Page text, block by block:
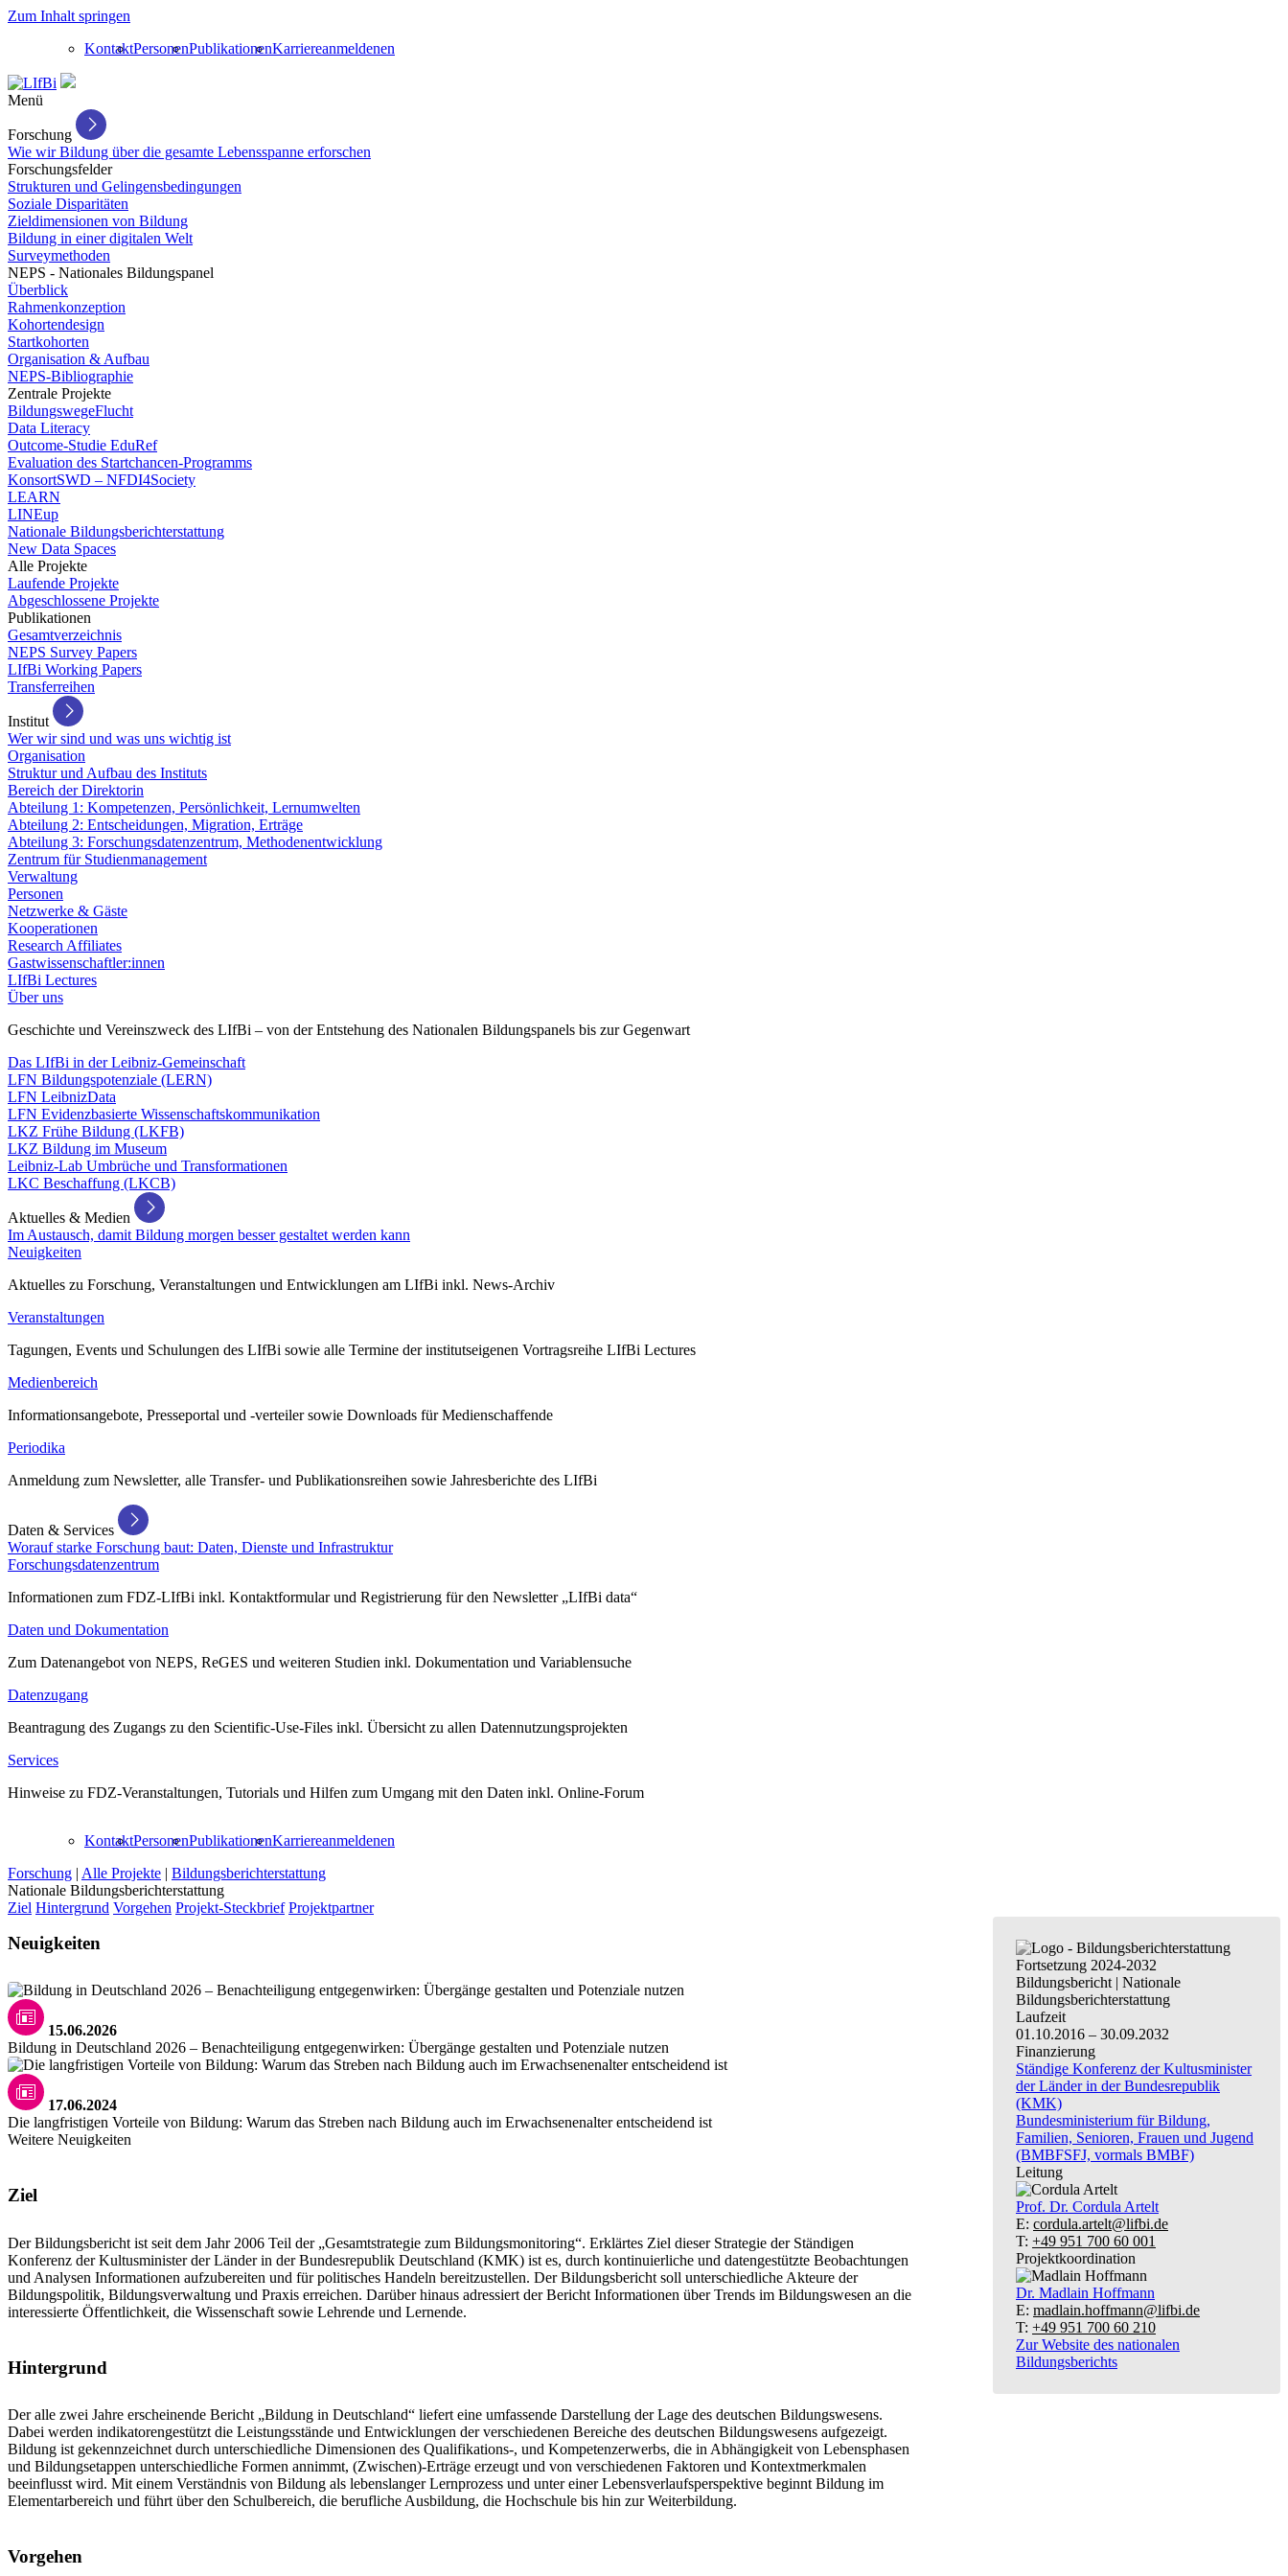
Zum Inhalt springen
KontaktPersonenPublikationenKarriereanmeldenen
Menü
Forschung
Wie wir Bildung über die gesamte Lebensspanne erforschen
Forschungsfelder
Strukturen und Gelingensbedingungen
Soziale Disparitäten
Zieldimensionen von Bildung
Bildung in einer digitalen Welt
Surveymethoden
NEPS - Nationales Bildungspanel
Überblick
Rahmenkonzeption
Kohortendesign
Startkohorten
Organisation & Aufbau
NEPS-Bibliographie
Zentrale Projekte
BildungswegeFlucht
Data Literacy
Outcome-Studie EduRef
Evaluation des Startchancen-Programms
KonsortSWD – NFDI4Society
LEARN
LINEup
Nationale Bildungsberichterstattung
New Data Spaces
Alle Projekte
Laufende Projekte
Abgeschlossene Projekte
Publikationen
Gesamtverzeichnis
NEPS Survey Papers
LIfBi Working Papers
Transferreihen
Institut
Wer wir sind und was uns wichtig ist
Organisation
Struktur und Aufbau des Instituts
Bereich der Direktorin
Abteilung 1: Kompetenzen, Persönlichkeit, Lernumwelten
Abteilung 2: Entscheidungen, Migration, Erträge
Abteilung 3: Forschungsdatenzentrum, Methodenentwicklung
Zentrum für Studienmanagement
Verwaltung
Personen
Netzwerke & Gäste
Kooperationen
Research Affiliates
Gastwissenschaftler:innen
LIfBi Lectures
Über uns
Geschichte und Vereinszweck des LIfBi – von der Entstehung des Nationalen Bildungspanels bis zur Gegenwart
Das LIfBi in der Leibniz-Gemeinschaft
LFN Bildungspotenziale (LERN)
LFN LeibnizData
LFN Evidenzbasierte Wissenschaftskommunikation
LKZ Frühe Bildung (LKFB)
LKZ Bildung im Museum
Leibniz-Lab Umbrüche und Transformationen
LKC Beschaffung (LKCB)
Aktuelles & Medien
Im Austausch, damit Bildung morgen besser gestaltet werden kann
Neuigkeiten
Aktuelles zu Forschung, Veranstaltungen und Entwicklungen am LIfBi inkl. News-Archiv
Veranstaltungen
Tagungen, Events und Schulungen des LIfBi sowie alle Termine der institutseigenen Vortragsreihe LIfBi Lectures
Medienbereich
Informationsangebote, Presseportal und -verteiler sowie Downloads für Medienschaffende
Periodika
Anmeldung zum Newsletter, alle Transfer- und Publikationsreihen sowie Jahresberichte des LIfBi
Daten & Services
Worauf starke Forschung baut: Daten, Dienste und Infrastruktur
Forschungsdatenzentrum
Informationen zum FDZ-LIfBi inkl. Kontaktformular und Registrierung für den Newsletter „LIfBi data“
Daten und Dokumentation
Zum Datenangebot von NEPS, ReGES und weiteren Studien inkl. Dokumentation und Variablensuche
Datenzugang
Beantragung des Zugangs zu den Scientific-Use-Files inkl. Übersicht zu allen Datennutzungsprojekten
Services
Hinweise zu FDZ-Veranstaltungen, Tutorials und Hilfen zum Umgang mit den Daten inkl. Online-Forum
KontaktPersonenPublikationenKarriereanmeldenen
Forschung | Alle Projekte | Bildungsberichterstattung
Nationale Bildungsberichterstattung
Ziel Hintergrund Vorgehen Projekt-Steckbrief Projektpartner
Bildungsbericht | Nationale
Bildungsberichterstattung
Laufzeit
01.10.2016 – 30.09.2032
Finanzierung
Ständige Konferenz der Kultusminister
der Länder in der Bundesrepublik
(KMK)
Bundesministerium für Bildung,
Familien, Senioren, Frauen und Jugend
(BMBFSFJ, vormals BMBF)
Leitung
Prof. Dr. Cordula Artelt
E: cordula.artelt@lifbi.de
T: +49 951 700 60 001
Projektkoordination
Dr. Madlain Hoffmann
E: madlain.hoffmann@lifbi.de
T: +49 951 700 60 210
Zur Website des nationalen
Bildungsberichts
Neuigkeiten
15.06.2026
Bildung in Deutschland 2026 – Benachteiligung entgegenwirken: Übergänge gestalten und Potenziale nutzen
17.06.2024
Die langfristigen Vorteile von Bildung: Warum das Streben nach Bildung auch im Erwachsenenalter entscheidend ist
Weitere Neuigkeiten
Ziel
Der Bildungsbericht ist seit dem Jahr 2006 Teil der „Gesamtstrategie zum Bildungsmonitoring“. Erklärtes Ziel dieser Strategie der Ständigen
Konferenz der Kultusminister der Länder in der Bundesrepublik Deutschland (KMK) ist es, durch kontinuierliche und datengestützte Beobachtungen
und Analysen Informationen aufzubereiten und für politisches Handeln bereitzustellen. Der Bildungsbericht soll unterschiedliche Akteure der
Bildungspolitik, Bildungsverwaltung und Praxis erreichen. Darüber hinaus adressiert der Bericht Informationen über Trends im Bildungswesen an die
interessierte Öffentlichkeit, die Wissenschaft sowie Lehrende und Lernende.
Hintergrund
Der alle zwei Jahre erscheinende Bericht „Bildung in Deutschland“ liefert eine umfassende Darstellung der Lage des deutschen Bildungswesens.
Dabei werden indikatorengestützt die Leistungsstände und Entwicklungen der verschiedenen Bereiche des deutschen Bildungswesens aufgezeigt.
Bildung ist gekennzeichnet durch unterschiedliche Dimensionen des Qualifikations-, und Kompetenzerwerbs, die in Abhängigkeit von Lebensphasen
und Bildungsetappen unterschiedliche Formen annimmt, (Zwischen)-Erträge erzeugt und von verschiedenen Faktoren und Kontextmerkmalen
beeinflusst wird. Mit einem Verständnis von Bildung als lebenslanger Lernprozess und unter einer Lebensverlaufsperspektive beginnt Bildung im
Elementarbereich und führt über den Schulbereich, die berufliche Ausbildung, die Hochschule bis hin zur Weiterbildung.
Vorgehen